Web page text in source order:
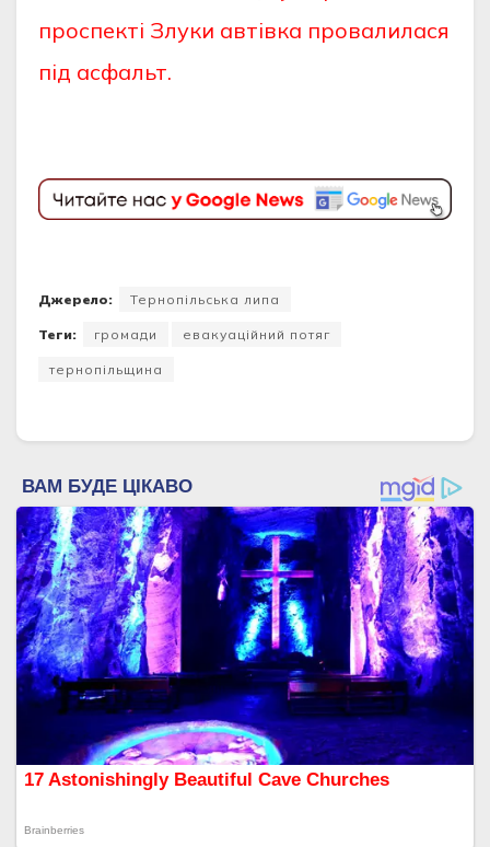
проспекті Злуки автівка провалилася
під асфальт.
Джерело: Тернопільська липа
Теги: громади евакуаційний потяг
тернопільщина